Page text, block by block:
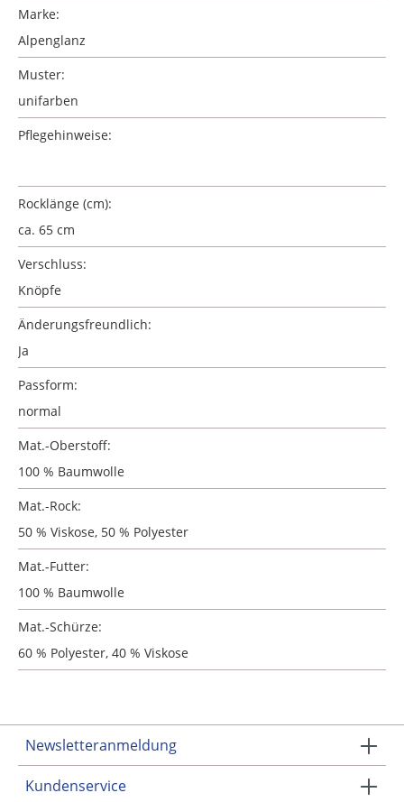
Marke:
Alpenglanz
Muster:
unifarben
Pflegehinweise:
Rocklänge (cm):
ca. 65 cm
Verschluss:
Knöpfe
Änderungsfreundlich:
Ja
Passform:
normal
Mat.-Oberstoff:
100 % Baumwolle
Mat.-Rock:
50 % Viskose, 50 % Polyester
Mat.-Futter:
100 % Baumwolle
Mat.-Schürze:
60 % Polyester, 40 % Viskose
Newsletteranmeldung
Kundenservice